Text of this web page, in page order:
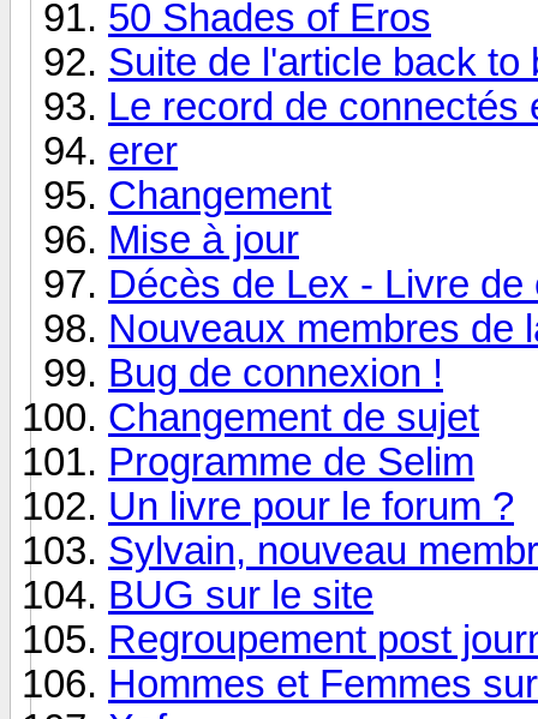
50 Shades of Eros
Suite de l'article back to
Le record de connectés
erer
Changement
Mise à jour
Décès de Lex - Livre
Nouveaux membres de
Bug de connexion !
Changement de sujet
Programme de Selim
Un livre pour le forum ?
Sylvain, nouveau
BUG sur le site
Regroupement post
Hommes et Femmes